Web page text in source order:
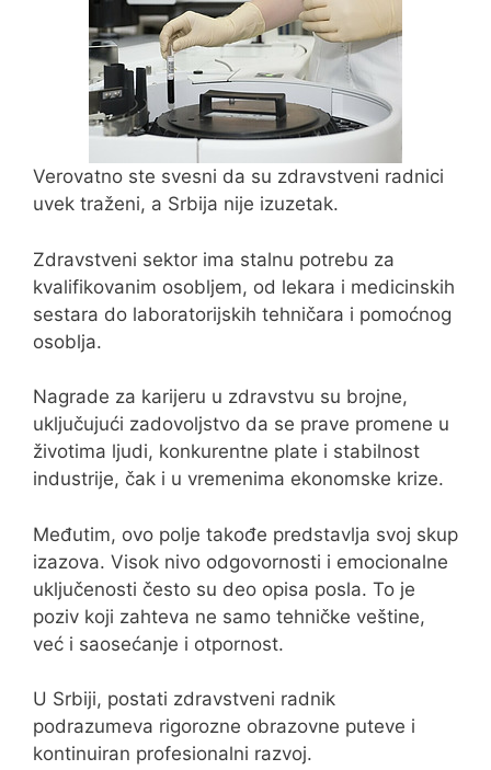
Verovatno ste svesni da su zdravstveni radnici
uvek traženi, a Srbija nije izuzetak.
Zdravstveni sektor ima stalnu potrebu za
kvalifikovanim osobljem, od lekara i medicinskih
sestara do laboratorijskih tehničara i pomoćnog
osoblja.
Nagrade za karijeru u zdravstvu su brojne,
uključujući zadovoljstvo da se prave promene u
životima ljudi, konkurentne plate i stabilnost
industrije, čak i u vremenima ekonomske krize.
Međutim, ovo polje takođe predstavlja svoj skup
izazova. Visok nivo odgovornosti i emocionalne
uključenosti često su deo opisa posla. To je
poziv koji zahteva ne samo tehničke veštine,
već i saosećanje i otpornost.
U Srbiji, postati zdravstveni radnik
podrazumeva rigorozne obrazovne puteve i
kontinuiran profesionalni razvoj.